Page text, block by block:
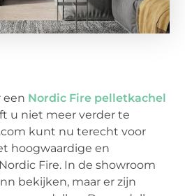
een Nordic Fire pelletkachel
u niet meer verder te
kunt nu terecht voor
hoogwaardige en
Fire. In de showroom
bekijken, maar er zijn